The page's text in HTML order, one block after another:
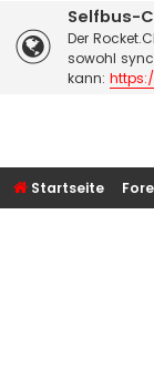
Selfbus-
Der
sowohl
kann:
Startseite